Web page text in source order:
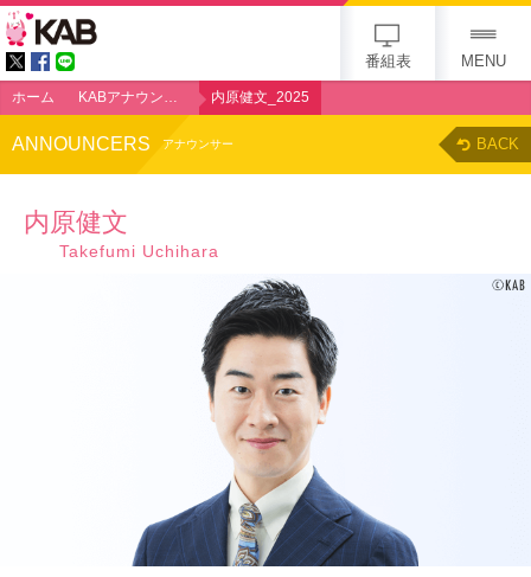
番組表 MENU
ホーム KABアナウンサー 内原健文_2025
ANNOUNCERS アナウンサー BACK
内原健文
Takefumi Uchihara